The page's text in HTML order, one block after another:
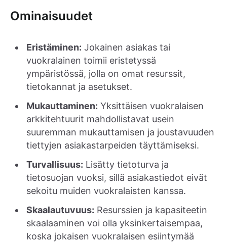
Ominaisuudet
Eristäminen: Jokainen asiakas tai
vuokralainen toimii eristetyssä
ympäristössä, jolla on omat resurssit,
tietokannat ja asetukset.
Mukauttaminen: Yksittäisen vuokralaisen
arkkitehtuurit mahdollistavat usein
suuremman mukauttamisen ja joustavuuden
tiettyjen asiakastarpeiden täyttämiseksi.
Turvallisuus: Lisätty tietoturva ja
tietosuojan vuoksi, sillä asiakastiedot eivät
sekoitu muiden vuokralaisten kanssa.
Skaalautuvuus: Resurssien ja kapasiteetin
skaalaaminen voi olla yksinkertaisempaa,
koska jokaisen vuokralaisen esiintymää